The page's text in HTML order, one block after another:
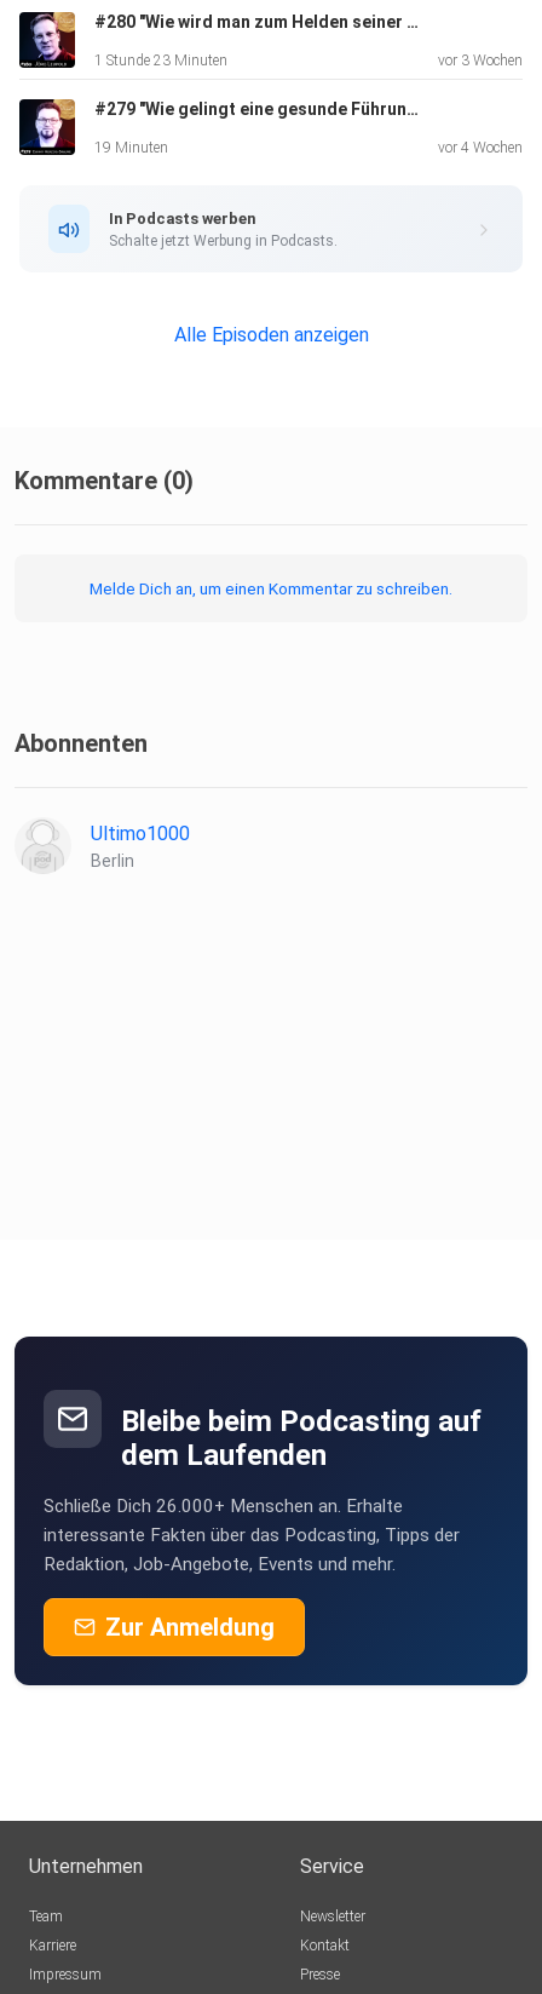
#280 "Wie wird man zum Helden seiner Veränderung?" - Danny Herzog-Braune im Gespräch mit Hypno-Coach Joerg Leupold
1 Stunde 23 Minuten vor 3 Wochen
#279 "Wie gelingt eine gesunde Führungskultur bei der Bundeswehr?" - Ein Kommentar von Danny Herzog-Braune über
19 Minuten vor 4 Wochen
In Podcasts werben
Schalte jetzt Werbung in Podcasts.
Alle Episoden anzeigen
Kommentare (0)
Melde Dich an, um einen Kommentar zu schreiben.
Abonnenten
Ultimo1000
Berlin
Bleibe beim Podcasting auf
dem Laufenden
Schließe Dich 26.000+ Menschen an. Erhalte
interessante Fakten über das Podcasting, Tipps der
Redaktion, Job-Angebote, Events und mehr.
Zur Anmeldung
Unternehmen
Team
Karriere
Impressum
Service
Newsletter
Kontakt
Presse